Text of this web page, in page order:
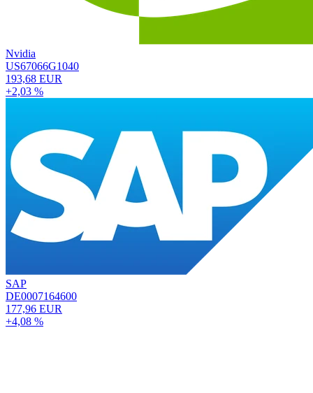
Nvidia
US67066G1040
193,68 EUR
+2,03 %
SAP
DE0007164600
177,96 EUR
+4,08 %